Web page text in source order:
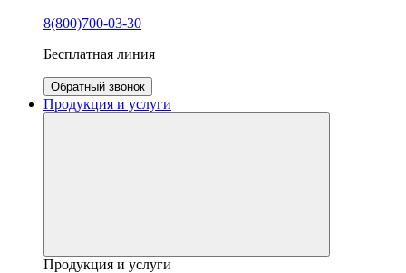
8(800)700-03-30
Бесплатная линия
Обратный звонок
Продукция и услуги
Продукция и услуги